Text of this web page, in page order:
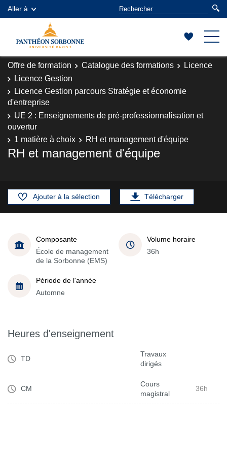
Aller à
Offre de formation Catalogue des formations
Licence
Licence Gestion
Licence Gestion parcours Stratégie et économie
d'entreprise
UE 2 : Enseignements de pré-professionnalisation et
ouvertur
1 matière à choix
RH et management d'équipe
RH et management d'équipe
Ajouter à la sélection Télécharger
Composante
École de management
de la Sorbonne (EMS)
Volume horaire
36h
Période de l'année
Automne
Heures d'enseignement
TD
Travaux
dirigés
CM
Cours
magistral
36h